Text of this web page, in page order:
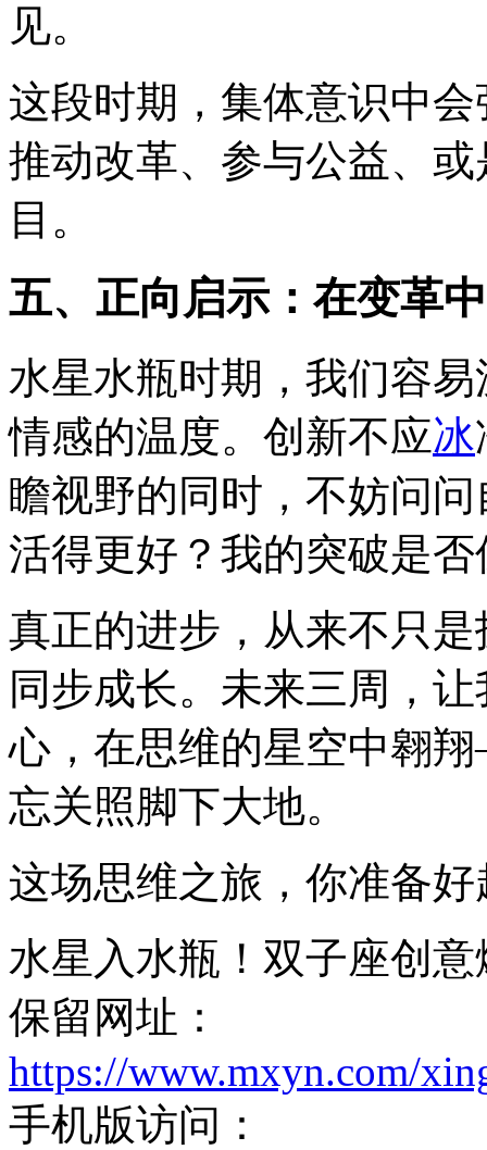
见。
这段时期，集体意识中
推动改革、参与公益、
目。
五、正向启示：在变革
水星水瓶时期，我们容
情感的温度。创新不应冰
瞻视野的同时，不妨问
活得更好？我的突破是
真正的进步，从来不只
同步成长。未来三周，
心，在思维的星空中翱
忘关照脚下大地。
这场思维之旅，你准备
水星入水瓶！双子座创
保留网址：
https://www.mxyn.com/
手机版访问：